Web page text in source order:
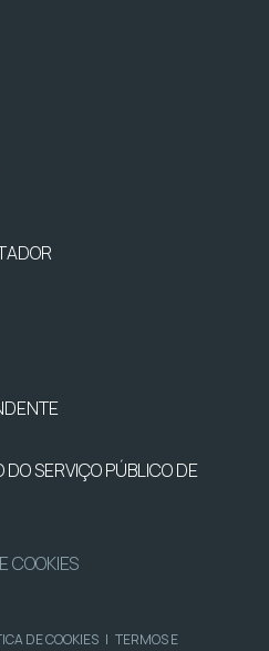
SERVIÇO PÚBLICO DE
COOKIES
DE COOKIES | TERMOS E